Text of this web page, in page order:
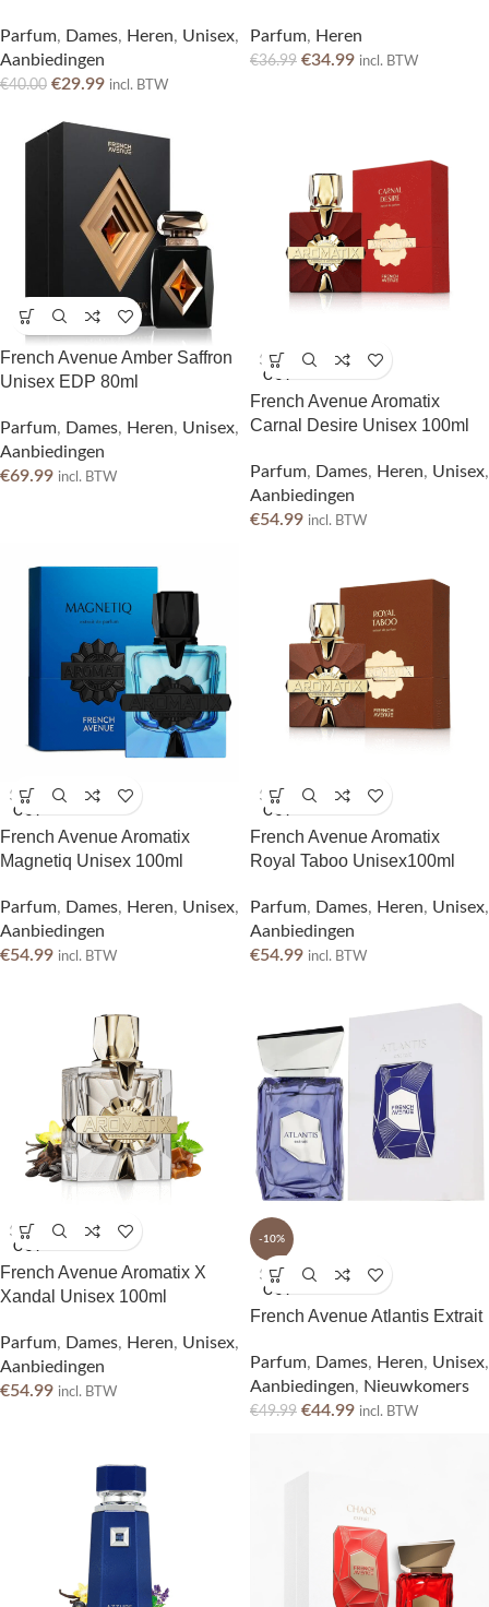
Parfum, Dames, Heren, Unisex,
Aanbiedingen
€40.00 €29.99 incl. BTW
Parfum, Heren
€36.99 €34.99 incl. BTW
French Avenue Amber Saffron
Unisex EDP 80ml
Parfum, Dames, Heren, Unisex,
Aanbiedingen
€69.99 incl. BTW
SOLD
OUT
French Avenue Aromatix
Carnal Desire Unisex 100ml
Parfum, Dames, Heren, Unisex,
Aanbiedingen
€54.99 incl. BTW
SOLD
OUT
French Avenue Aromatix
Magnetiq Unisex 100ml
Parfum, Dames, Heren, Unisex,
Aanbiedingen
€54.99 incl. BTW
SOLD
OUT
French Avenue Aromatix
Royal Taboo Unisex100ml
Parfum, Dames, Heren, Unisex,
Aanbiedingen
€54.99 incl. BTW
SOLD
OUT
French Avenue Aromatix X
Xandal Unisex 100ml
Parfum, Dames, Heren, Unisex,
Aanbiedingen
€54.99 incl. BTW
-10%
SOLD
OUT
French Avenue Atlantis Extrait
Parfum, Dames, Heren, Unisex,
Aanbiedingen, Nieuwkomers
€49.99 €44.99 incl. BTW